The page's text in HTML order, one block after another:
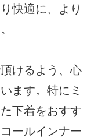
快適に、より
けるよう、心
ます。特にミ
下着をおすす
ールインナー